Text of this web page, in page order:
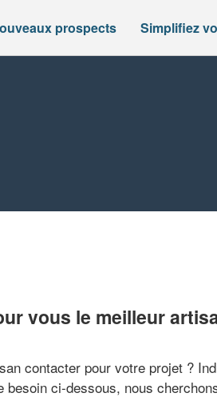
prospects Simplifiez
vous le meilleur
contacter pour votre projet ?
besoin ci-dessous, nous